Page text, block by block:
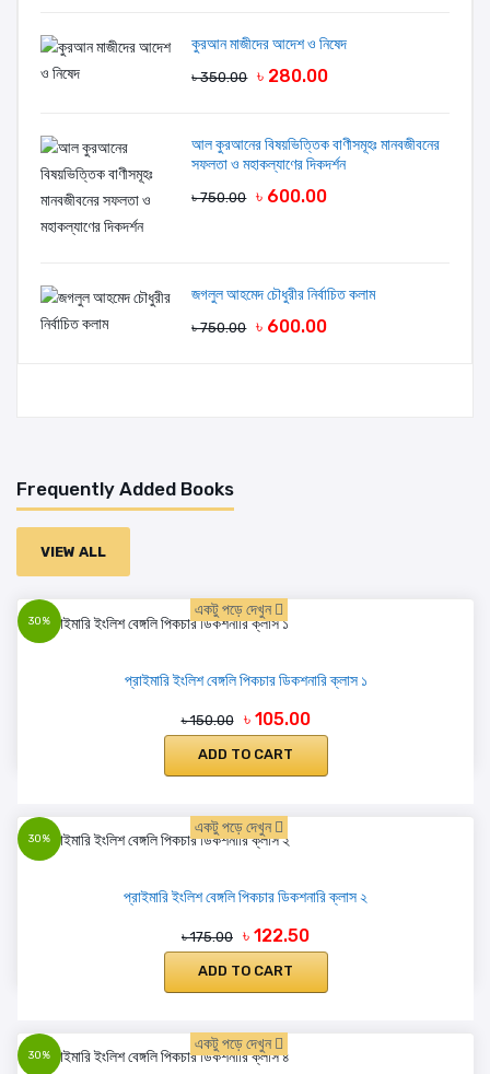
কুরআন মাজীদের আদেশ ও নিষেদ
৳ 350.00 ৳ 280.00
আল কুরআনের বিষয়ভিত্তিক বাণীসমূহঃ মানবজীবনের
সফলতা ও মহাকল্যাণের দিকদর্শন
৳ 750.00 ৳ 600.00
জগলুল আহমেদ চৌধুরীর নির্বাচিত কলাম
৳ 750.00 ৳ 600.00
Frequently Added Books
VIEW ALL
30%
একটু পড়ে দেখুন
প্রাইমারি ইংলিশ বেঙ্গলি পিকচার ডিকশনারি ক্লাস ১
৳ 150.00 ৳ 105.00
ADD TO CART
30%
একটু পড়ে দেখুন
প্রাইমারি ইংলিশ বেঙ্গলি পিকচার ডিকশনারি ক্লাস ২
৳ 175.00 ৳ 122.50
ADD TO CART
30%
একটু পড়ে দেখুন